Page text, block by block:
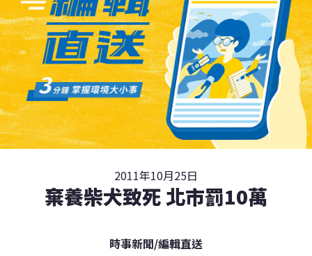
2011年10月25日
棄養柴犬致死 北市罰10萬
時事新聞/編輯直送